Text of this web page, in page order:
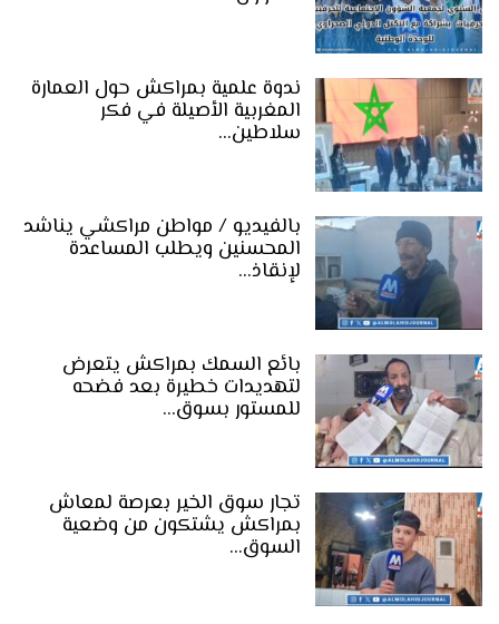
ندوة علمية بمراكش حول العمارة
المغربية الأصيلة في فكر
سلاطين…
بالفيديو / مواطن مراكشي يناشد
المحسنين ويطلب المساعدة
لإنقاذ…
بائع السمك بمراكش يتعرض
لتهديدات خطيرة بعد فضحه
للمستور بسوق…
تجار سوق الخير بعرصة لمعاش
بمراكش يشتكون من وضعية
السوق…